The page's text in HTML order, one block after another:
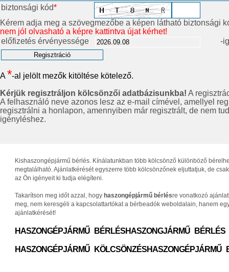
biztonsági kód*
Kérem adja meg a szövegmezőbe a képen látható biztonsági
nem jól olvasható a képre kattintva újat kérhet!
előfizetés érvényessége
-
A*-al jelölt mezők kitöltése kötelező.
Kérjük regisztráljon kölcsönzői adatbázisunkba! A
A felhasználó neve azonos lesz az e-mail címével, amellyel
regisztrálni a honlapon, amennyiben már regisztrált, de nem
igényléshez.
Kishaszongépjármű bérlés. Kínálatunkban több kölcsönző különböző
megtalálható. Ajánlatkérését egyszerre több kölcsönzőnek eljuttatjuk, de
az Ön igényeit ki tudja elégíteni.
Takarítson meg időt azzal, hogy haszongépjármű bérlésre vonatkozó
meg, nem keresgéli a kapcsolattartókat a bérbeadók weboldalain, hanem
ajánlatkérését!
HASZONGÉPJÁRMŰ BÉRLÉSHASZONGJÁRMŰ BÉRLÉS
HASZONGÉPJÁRMŰ KÖLCSÖNZÉSHASZONGÉPJÁRMŰ